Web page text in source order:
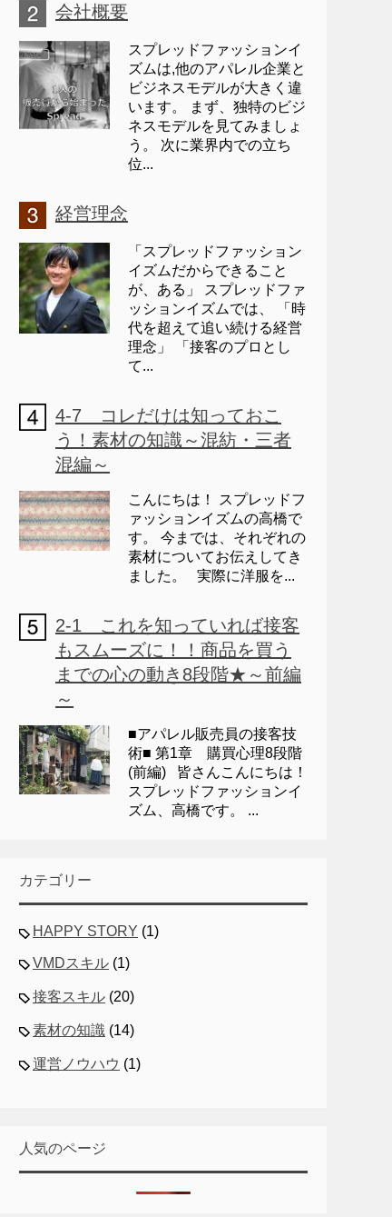
会社概要
スプレッドファッションイ
ズムは,他のアパレル企業と
ビジネスモデルが大きく違
います。 まず、独特のビジ
ネスモデルを見てみましょ
う。 次に業界内での立ち
位...
経営理念
「スプレッドファッション
イズムだからできること
が、ある」 スプレッドファ
ッションイズムでは、 「時
代を超えて追い続ける経営
理念」 「接客のプロとし
て...
4-7 コレだけは知っておこ
う！素材の知識～混紡・三者
混編～
こんにちは！ スプレッドフ
ァッションイズムの高橋で
す。 今までは、それぞれの
素材についてお伝えしてき
ました。 実際に洋服を...
2-1 これを知っていれば接客
もスムーズに！！商品を買う
までの心の動き8段階★～前編
～
■アパレル販売員の接客技
術■ 第1章 購買心理8段階
(前編) 皆さんこんにちは！
スプレッドファッションイ
ズム、高橋です。 ...
カテゴリー
HAPPY STORY (1)
VMDスキル (1)
接客スキル (20)
素材の知識 (14)
運営ノウハウ (1)
人気のページ